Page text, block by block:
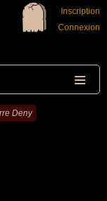
Inscription
Connexion
Deny